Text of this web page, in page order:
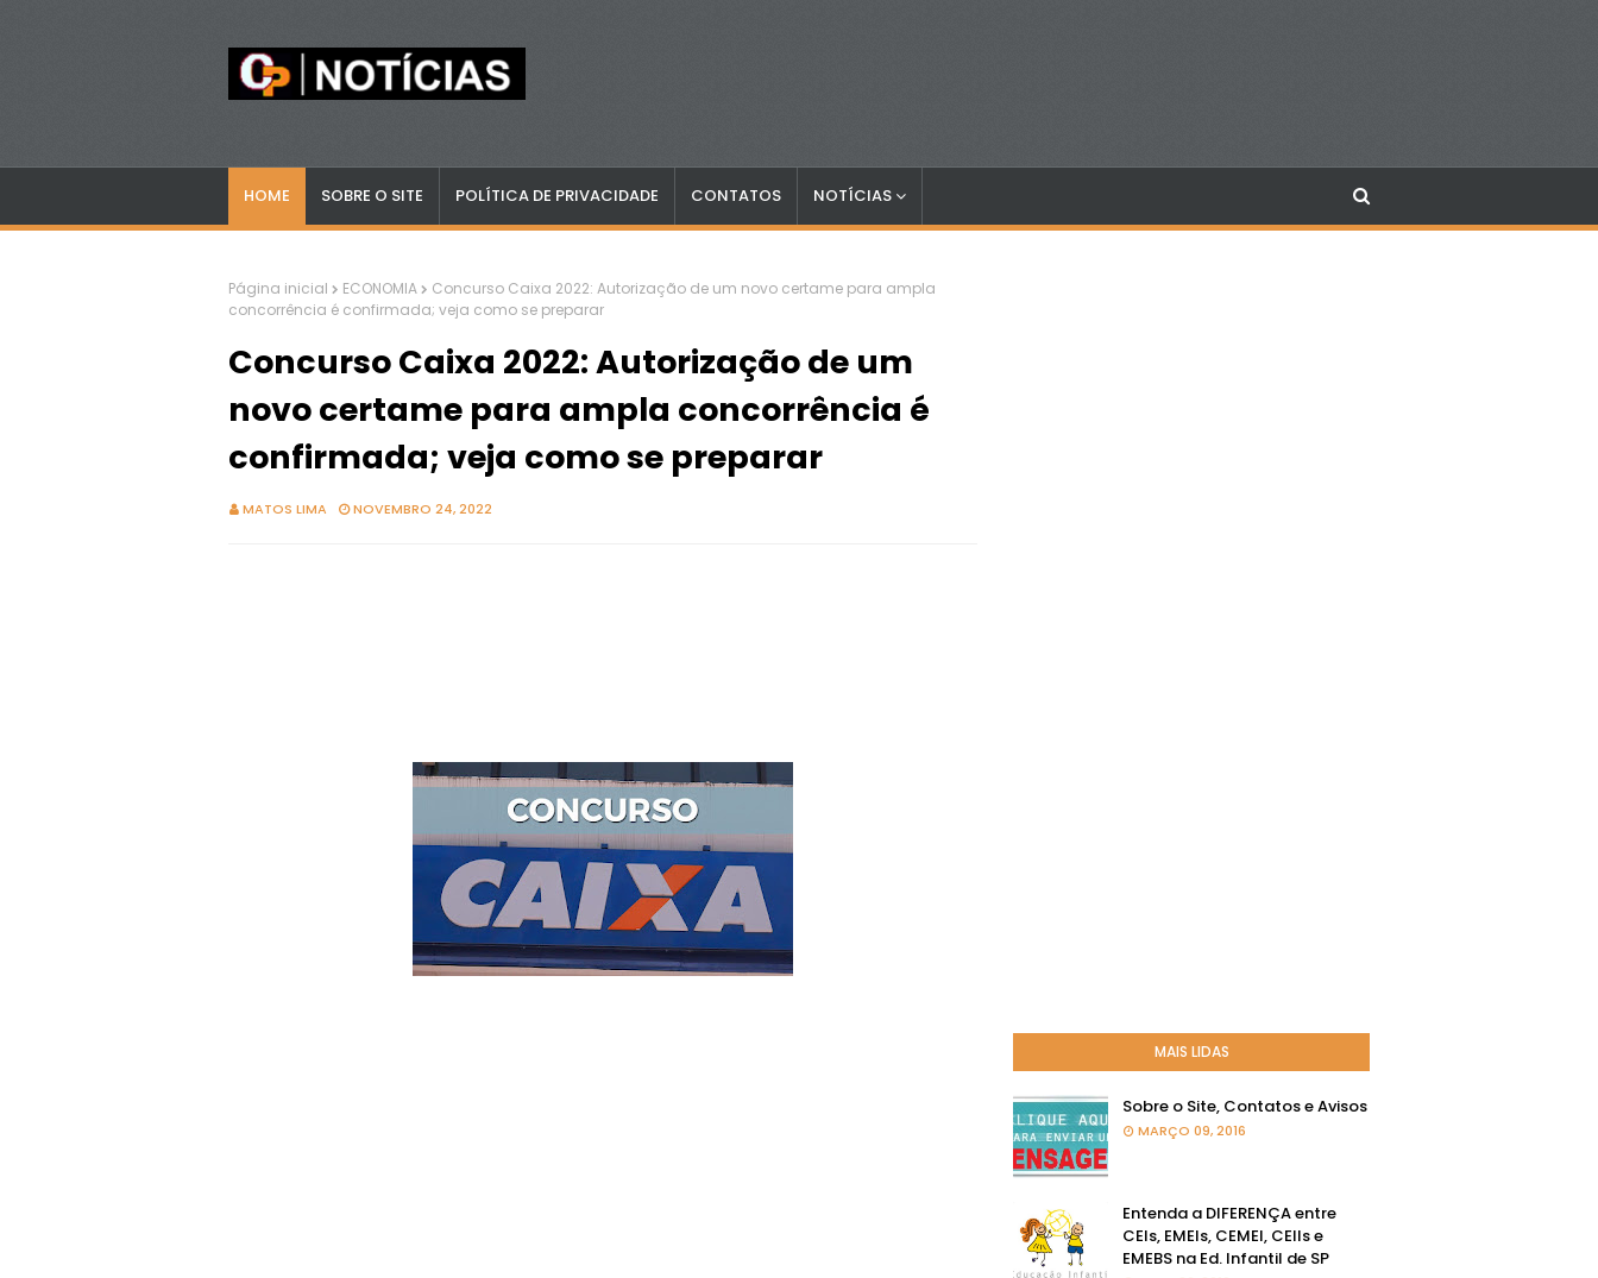
HOME SOBRE O SITE POLÍTICA DE PRIVACIDADE CONTATOS NOTÍCIAS
Página inicial ECONOMIA
Concurso Caixa 2022: Autorização de um novo certame para ampla
concorrência é confirmada; veja como se preparar
Concurso Caixa 2022: Autorização de um
novo certame para ampla concorrência é
confirmada; veja como se preparar
MATOS LIMA NOVEMBRO 24, 2022
MAIS LIDAS
Sobre o Site, Contatos e Avisos
MARÇO 09, 2016
Entenda a DIFERENÇA entre
CEIs, EMEIs, CEMEI, CEIIs e
EMEBS na Ed. Infantil de SP